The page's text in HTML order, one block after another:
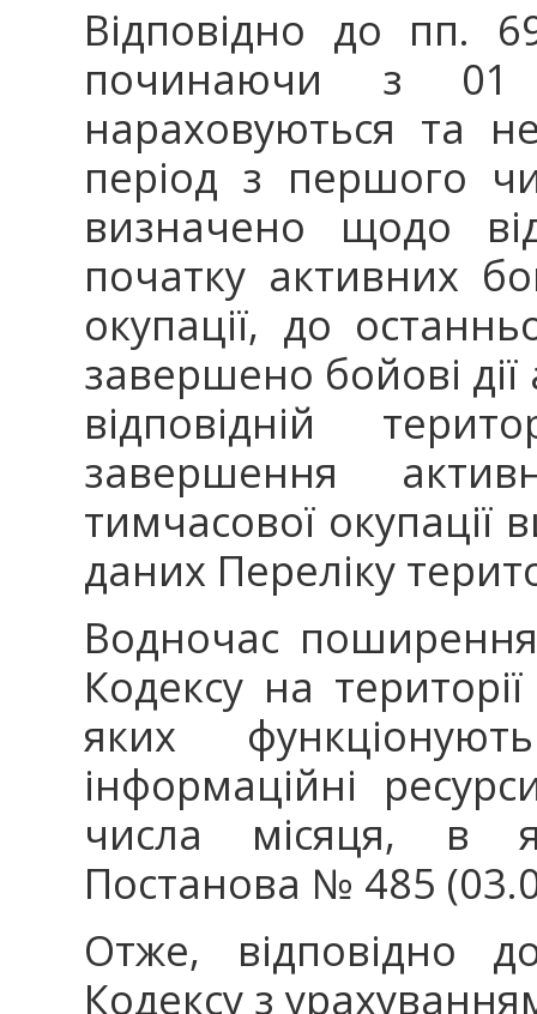
Відповідно до пп.
починаючи з
нараховуються та
період з першого
визначено щодо
початку активних
окупації, до
завершено бойові
відповідній
завершення
тимчасової окупації
даних Переліку
Водночас
Кодексу на
яких
інформаційні
числа місяця, в
Постанова № 485
Отже, відповідно
Кодексу з